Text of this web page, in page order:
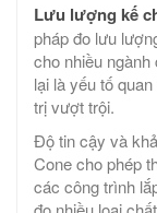
Lưu lượng kế
pháp đo lưu
cho nhiều
lại là yếu tố
trị vượt trội.
Độ tin cậy và
Cone cho phép
các công trình